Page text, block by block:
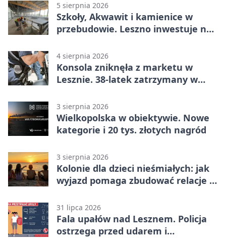
5 sierpnia 2026
Szkoły, Akwawit i kamienice w
przebudowie. Leszno inwestuje na
4 sierpnia 2026
Konsola zniknęła z marketu w
Lesznie. 38-latek zatrzymany w
3 sierpnia 2026
Wielkopolska w obiektywie. Nowe
kategorie i 20 tys. złotych nagród
3 sierpnia 2026
Kolonie dla dzieci nieśmiałych: jak
wyjazd pomaga zbudować relacje z
31 lipca 2026
Fala upałów nad Lesznem. Policja
ostrzega przed udarem i